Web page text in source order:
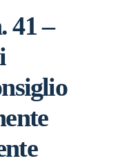
41 –